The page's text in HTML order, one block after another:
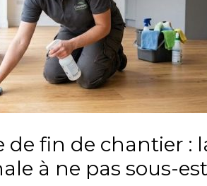
de fin de chantier :
à ne pas sous-